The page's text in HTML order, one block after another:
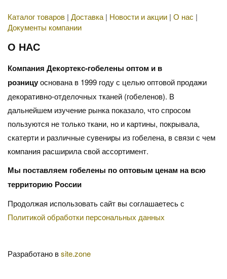
Каталог товаров | Доставка | Новости и акции | О нас |
Документы компании
О НАС
Компания Декортекс-гобелены оптом и в
розницуоснована в 1999 году с целью оптовой продажи
декоративно-отделочных тканей (гобеленов). В
дальнейшем изучение рынка показало, что спросом
пользуются не только ткани, но и картины, покрывала,
скатерти и различные сувениры из гобелена, в связи с чем
компания расширила свой ассортимент.
Мы поставляем гобелены по оптовым ценам на всю
территорию России
Продолжая использовать сайт вы соглашаетесь с
Политикой обработки персональных данных
Разработано вsite.zone